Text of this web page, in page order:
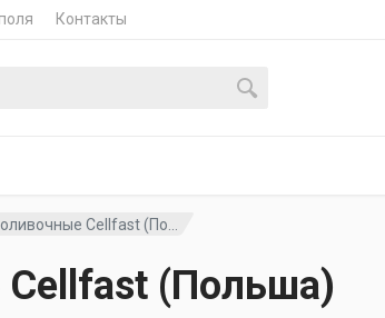
Контакты
Cellfast (По...
(Польша)